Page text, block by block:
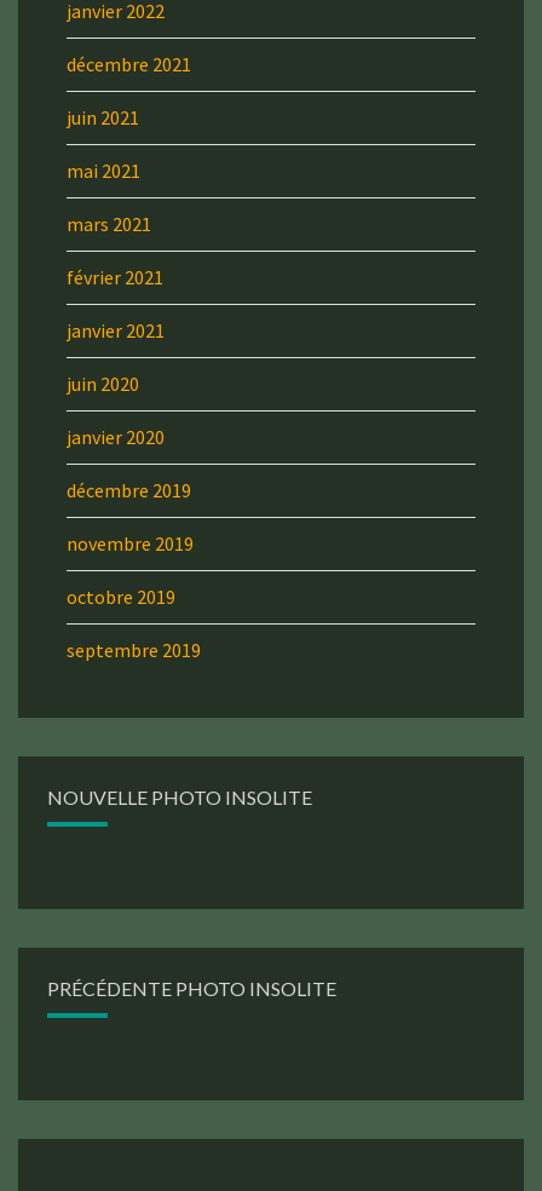
janvier 2022
décembre 2021
juin 2021
mai 2021
mars 2021
février 2021
janvier 2021
juin 2020
janvier 2020
décembre 2019
novembre 2019
octobre 2019
septembre 2019
NOUVELLE PHOTO INSOLITE
PRÉCÉDENTE PHOTO INSOLITE